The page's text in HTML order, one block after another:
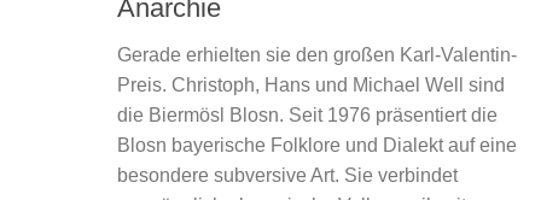
Anarchie
Gerade erhielten sie den großen Karl-Valentin-
Preis. Christoph, Hans und Michael Well sind
die Biermösl Blosn. Seit 1976 präsentiert die
Blosn bayerische Folklore und Dialekt auf eine
besondere subversive Art. Sie verbindet